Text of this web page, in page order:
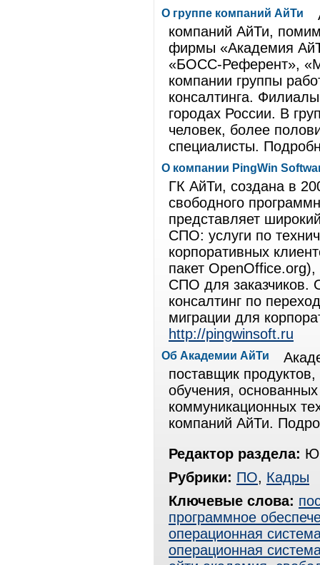
О группе компаний АйТи
компаний АйТи,
фирмы «Академия
«БОСС-Референт»,
компании группы
консалтинга.
городах России. В
человек, более
специалисты.
О компании PingWin
ГК АйТи, создана в
свободного
представляет
СПО: услуги по
корпоративных
пакет OpenOffice.org),
СПО для заказчиков.
консалтинг по
миграции для
http://pingwinsoft.ru
Об Академии АйТи
поставщик
обучения,
коммуникационных
компаний АйТи.
Редактор раздела:
Рубрики: ПО, Кадры
Ключевые слова:
программное
операционная
операционная